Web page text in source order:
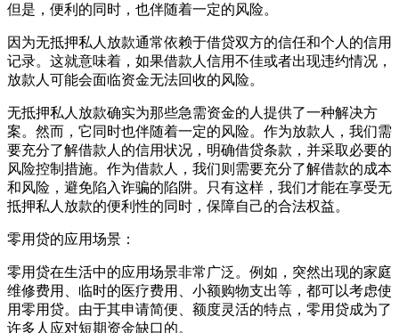
但是，便利的同时，也伴随着一定的风险。
因为无抵押私人放款通常依赖于借贷双方的信任和个人的信用
记录。这就意味着，如果借款人信用不佳或者出现违约情况，
放款人可能会面临资金无法回收的风险。
无抵押私人放款确实为那些急需资金的人提供了一种解决方
案。然而，它同时也伴随着一定的风险。作为放款人，我们需
要充分了解借款人的信用状况，明确借贷条款，并采取必要的
风险控制措施。作为借款人，我们则需要充分了解借款的成本
和风险，避免陷入诈骗的陷阱。只有这样，我们才能在享受无
抵押私人放款的便利性的同时，保障自己的合法权益。
零用贷的应用场景：
零用贷在生活中的应用场景非常广泛。例如，突然出现的家庭
维修费用、临时的医疗费用、小额购物支出等，都可以考虑使
用零用贷。由于其申请简便、额度灵活的特点，零用贷成为了
许多人应对短期资金缺口的。